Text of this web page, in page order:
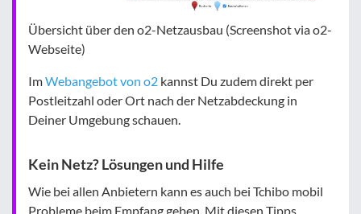
Übersicht über den o2-Netzausbau (Screenshot via o2-
Webseite)
ImWebangebot von o2 kannst Du zudem direkt per
Postleitzahl oder Ort nach der Netzabdeckung in
Deiner Umgebung schauen.
Kein Netz? Lösungen und Hilfe
Wie bei allen Anbietern kann es auch bei Tchibo mobil
Probleme beim Empfang geben. Mit diesen Tipps